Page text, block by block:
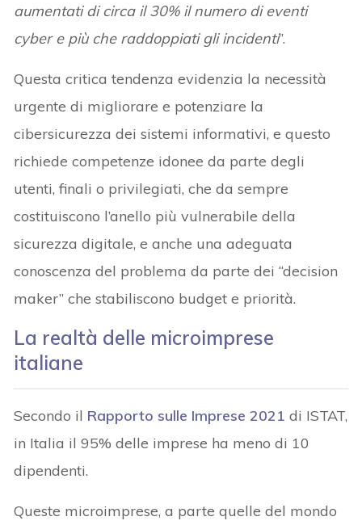
aumentati di circa il 30% il numero di eventi
cyber e più che raddoppiati gli incidenti”.
Questa critica tendenza evidenzia la necessità
urgente di migliorare e potenziare la
cibersicurezza dei sistemi informativi, e questo
richiede competenze idonee da parte degli
utenti, finali o privilegiati, che da sempre
costituiscono l’anello più vulnerabile della
sicurezza digitale, e anche una adeguata
conoscenza del problema da parte dei “decision
maker” che stabiliscono budget e priorità.
La realtà delle microimprese
italiane
Secondo il Rapporto sulle Imprese 2021 di ISTAT,
in Italia il 95% delle imprese ha meno di 10
dipendenti.
Queste microimprese, a parte quelle del mondo